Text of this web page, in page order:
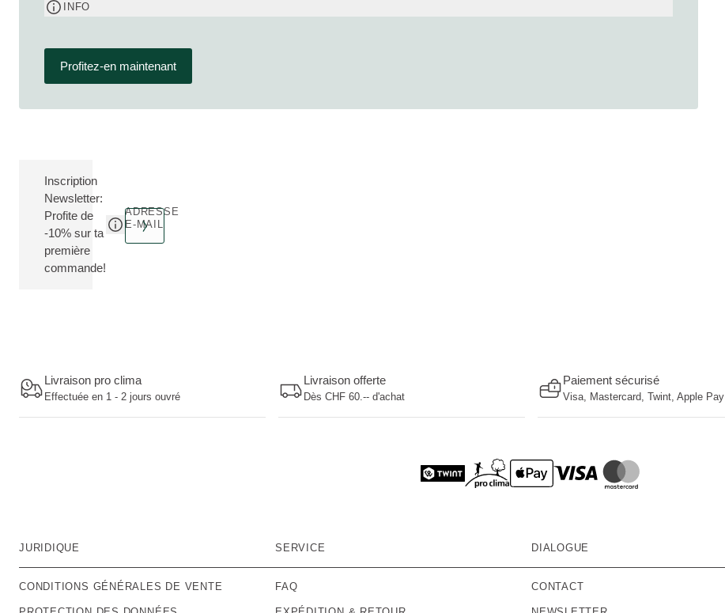
INFO
Profitez-en maintenant
Inscription
Newsletter:
Profite de
-10% sur ta
première
commande!
ADRESSE
E-MAIL
Livraison pro clima
Effectuée en 1 - 2 jours ouvré
Livraison offerte
Dès CHF 60.-- d'achat
Paiement sécurisé
Visa, Mastercard, Twint, Apple Pay
JURIDIQUE
CONDITIONS GÉNÉRALES DE VENTE
SERVICE
FAQ
DIALOGUE
CONTACT